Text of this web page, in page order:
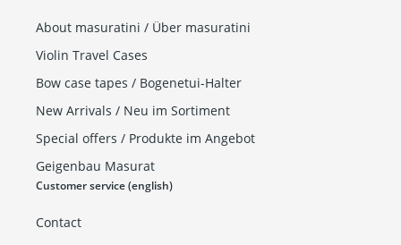
About masuratini / Über masuratini
Violin Travel Cases
Bow case tapes / Bogenetui-Halter
New Arrivals / Neu im Sortiment
Special offers / Produkte im Angebot
Geigenbau Masurat
Customer service (english)
Contact